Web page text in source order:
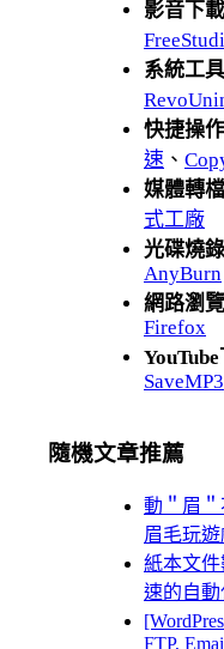
影音下載
系統工具
快捷操作
速 、
媒體轉檔
式工廠
光碟燒錄
AnyBurn
網路瀏覽
Firefox
SaveMP3
隨機文章推薦
動＂眉＂
眉毛玩遊
紙本文件
速的自
FTP,